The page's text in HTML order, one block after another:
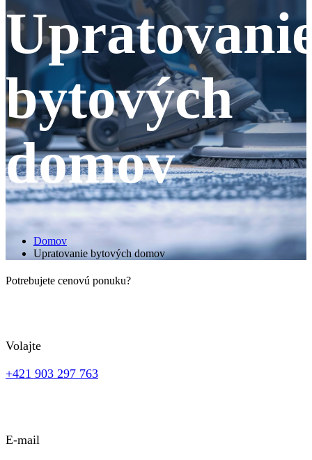
bytových
domov
Domov
Upratovanie bytových domov
Potrebujete cenovú ponuku?
Volajte
+421 903 297 763
E-mail